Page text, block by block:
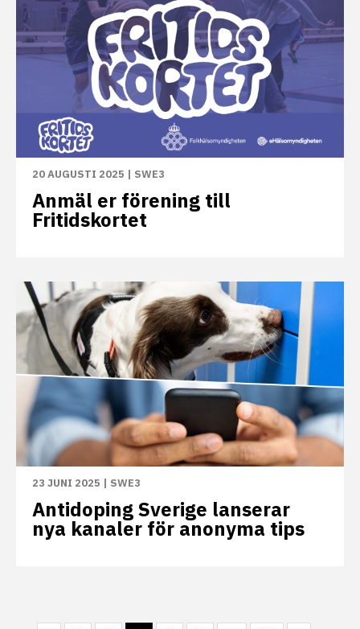
20 AUGUSTI 2025 | SWE3
Anmäl er förening till
Fritidskortet
23 JUNI 2025 | SWE3
Antidoping Sverige lanserar
nya kanaler för anonyma tips